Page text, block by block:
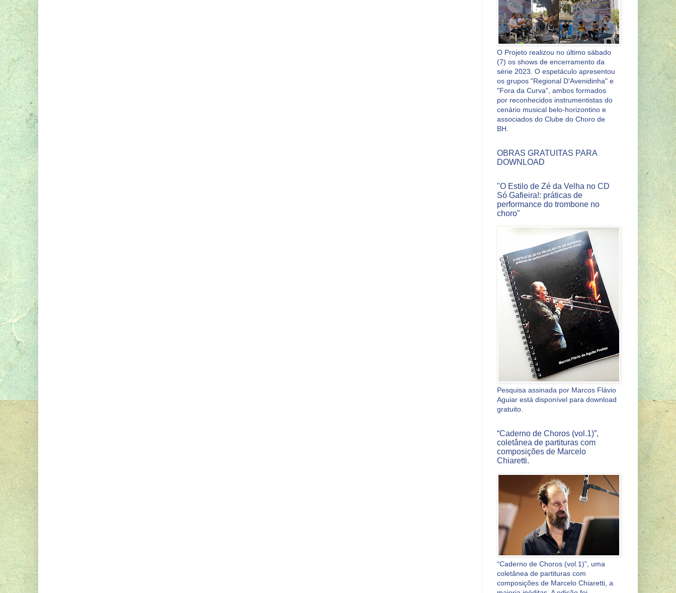
O Projeto realizou no último sábado
(7) os shows de encerramento da
série 2023. O espetáculo apresentou
os grupos "Regional D'Avenidinha" e
"Fora da Curva", ambos formados
por reconhecidos instrumentistas do
cenário musical belo-horizontino e
associados do Clube do Choro de
BH.
OBRAS GRATUITAS PARA
DOWNLOAD
"O Estilo de Zé da Velha no CD
Só Gafieira!: práticas de
performance do trombone no
choro"
Pesquisa assinada por Marcos Flávio
Aguiar está disponível para download
gratuito.
“Caderno de Choros (vol.1)”,
coletânea de partituras com
composições de Marcelo
Chiaretti.
“Caderno de Choros (vol.1)”, uma
coletânea de partituras com
composições de Marcelo Chiaretti, a